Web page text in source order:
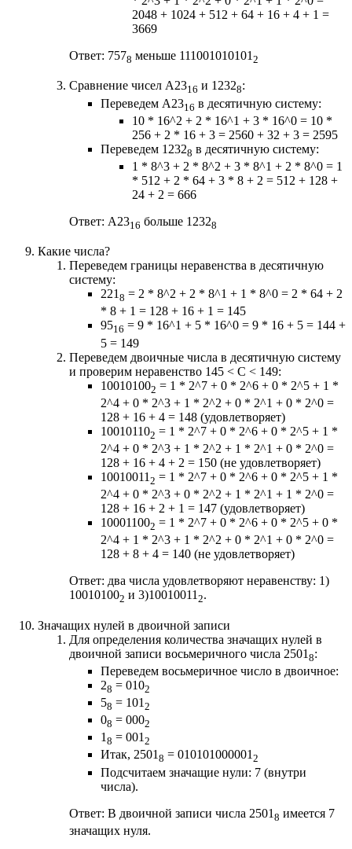
2048 + 1024 + 512 + 64 + 16 + 4 + 1 =
3669
Ответ: 7578 меньше 111001010101 2
Сравнение чисел A2316 и 12328:
Переведем A2316 в десятичную систему:
10 * 16^2 + 2 * 16^1 + 3 * 16^0 = 10 *
256 + 2 * 16 + 3 = 2560 + 32 + 3 = 2595
Переведем 12328 в десятичную систему:
1 * 8^3 + 2 * 8^2 + 3 * 8^1 + 2 * 8^0 = 1
* 512 + 2 * 64 + 3 * 8 + 2 = 512 + 128 +
24 + 2 = 666
Ответ: A2316 больше 12328
Какие числа?
Переведем границы неравенства в десятичную
систему:
221 8 = 2 * 8^2 + 2 * 8^1 + 1 * 8^0 = 2 * 64 + 2
* 8 + 1 = 128 + 16 + 1 = 145
9516 = 9 * 16^1 + 5 * 16^0 = 9 * 16 + 5 = 144 +
5 = 149
Переведем двоичные числа в десятичную систему
и проверим неравенство 145 < C < 149:
100101002 = 1 * 2^7 + 0 * 2^6 + 0 * 2^5 + 1 *
2^4 + 0 * 2^3 + 1 * 2^2 + 0 * 2^1 + 0 * 2^0 =
128 + 16 + 4 = 148 (удовлетворяет)
100101102 = 1 * 2^7 + 0 * 2^6 + 0 * 2^5 + 1 *
2^4 + 0 * 2^3 + 1 * 2^2 + 1 * 2^1 + 0 * 2^0 =
128 + 16 + 4 + 2 = 150 (не удовлетворяет)
10010011 2 = 1 * 2^7 + 0 * 2^6 + 0 * 2^5 + 1 *
2^4 + 0 * 2^3 + 0 * 2^2 + 1 * 2^1 + 1 * 2^0 =
128 + 16 + 2 + 1 = 147 (удовлетворяет)
100011002 = 1 * 2^7 + 0 * 2^6 + 0 * 2^5 + 0 *
2^4 + 1 * 2^3 + 1 * 2^2 + 0 * 2^1 + 0 * 2^0 =
128 + 8 + 4 = 140 (не удовлетворяет)
Ответ: два числа удовлетворяют неравенству: 1)
100101002 и 3)10010011 2.
Значащих нулей в двоичной записи
Для определения количества значащих нулей в
двоичной записи восьмеричного числа 2501 8:
Переведем восьмеричное число в двоичное:
28 = 0102
58 = 101 2
08 = 0002
1 8 = 001 2
Итак, 25018 = 0101010000012
Подсчитаем значащие нули: 7 (внутри
числа).
Ответ: В двоичной записи числа 2501 8 имеется 7
значащих нуля.